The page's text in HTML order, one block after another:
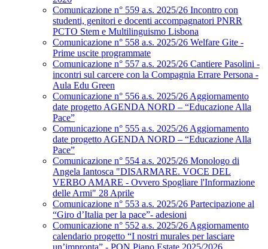
Comunicazione n° 559 a.s. 2025/26 Incontro con
studenti, genitori e docenti accompagnatori PNRR
PCTO Stem e Multilinguismo Lisbona
Comunicazione n° 558 a.s. 2025/26 Welfare Gite -
Prime uscite programmate
Comunicazione n° 557 a.s. 2025/26 Cantiere Pasolini -
incontri sul carcere con la Compagnia Errare Persona -
Aula Edu Green
Comunicazione n° 556 a.s. 2025/26 Aggiornamento
date progetto AGENDA NORD – “Educazione Alla
Pace”
Comunicazione n° 555 a.s. 2025/26 Aggiornamento
date progetto AGENDA NORD – “Educazione Alla
Pace”
Comunicazione n° 554 a.s. 2025/26 Monologo di
Angela Iantosca "DISARMARE. VOCE DEL
VERBO AMARE - Ovvero Spogliare l'Informazione
delle Armi" 28 Aprile
Comunicazione n° 553 a.s. 2025/26 Partecipazione al
“Giro d’Italia per la pace”- adesioni
Comunicazione n° 552 a.s. 2025/26 Aggiornamento
calendario progetto “I nostri murales per lasciare